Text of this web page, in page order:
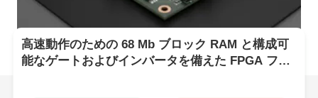
高速動作のための 68 Mb ブロック RAM と構成可
能なゲートおよびインバータを備えた FPGA フィ